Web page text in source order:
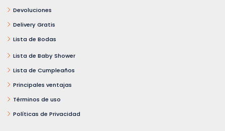
Devoluciones
Delivery Gratis
Lista de Bodas
Lista de Baby Shower
Lista de Cumpleaños
Principales ventajas
Términos de uso
Políticas de Privacidad